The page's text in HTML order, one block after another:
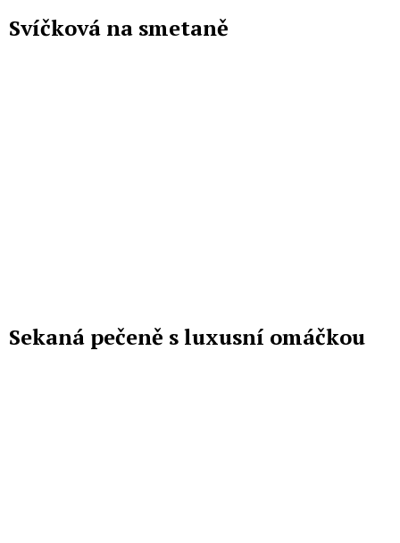
Svíčková na smetaně
Sekaná pečeně s luxusní omáčkou